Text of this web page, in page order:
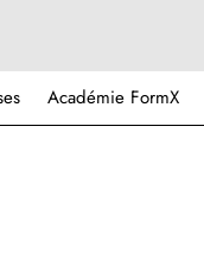
Académie FormX